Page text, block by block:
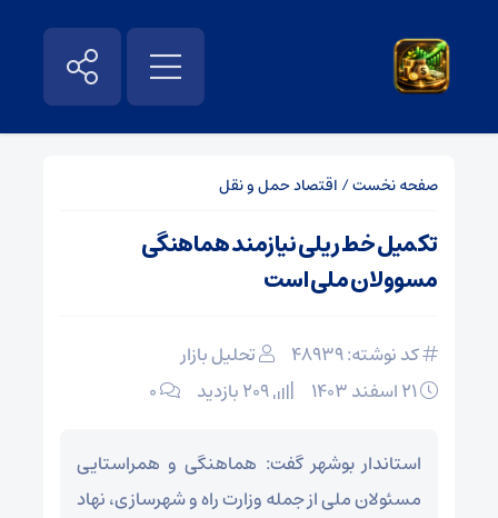
صفحه نخست/ اقتصاد حمل و نقل
تکمیل خط ریلی نیازمند هماهنگی
مسوولان ملی است
کد نوشته: 48939
تحلیل بازار
۰
استاندار بوشهر گفت: هماهنگی و همراستایی
مسئولان ملی از جمله وزارت راه و شهرسازی، نهاد